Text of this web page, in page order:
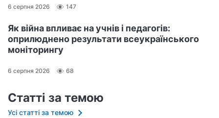
6 серпня 2026 147
Як війна впливає на учнів і педагогів:
оприлюднено результати всеукраїнського
моніторингу
6 серпня 2026 68
Статті за темою
Усі статті за темою